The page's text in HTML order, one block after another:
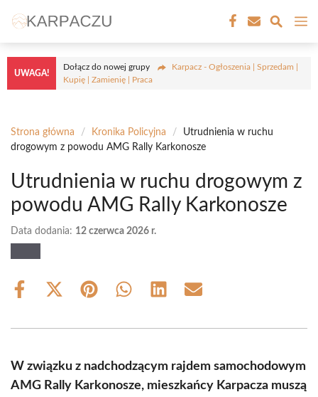
treści
UWAGA!
Dołącz do nowej grupy
Karpacz - Ogłoszenia | Sprzedam |
Kupię | Zamienię | Praca
Strona główna / Kronika Policyjna /
Utrudnienia w ruchu
drogowym z powodu AMG Rally Karkonosze
Utrudnienia w ruchu drogowym z
powodu AMG Rally Karkonosze
Data dodania: 12 czerwca 2026 r.
Share
Share
(Twitter)
Share Share Share Share
W związku z nadchodzącym rajdem samochodowym
AMG Rally Karkonosze, mieszkańcy Karpacza muszą